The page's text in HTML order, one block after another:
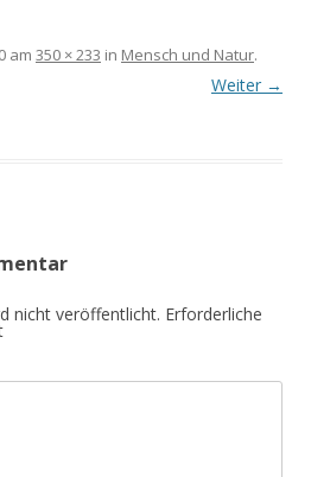
am 350 × 233 in Mensch und Natur.
Weiter →
nicht veröffentlicht. Erforderliche